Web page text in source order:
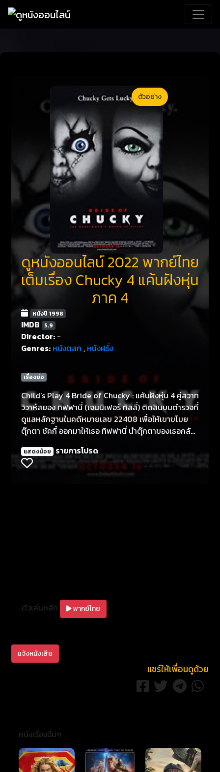
ตัวอย่าง
ดูหนังออนไลน์ 2022 พากย์ไทย
เต็มเรื่อง Chucky 4 แค้นฝังหุ่น
ภาค 4
หนังปี 1998
IMDB 5.9
Director: -
Genres: หนังตลก , หนังฝรั่ง
เรื่องย่อ
Child’s Play 4 Bride of Chucky : แค้นฝังหุ่น 4 คู่สวาท
วิวาห์สยอง ทิฟฟานี่ (เจนนิเฟอร์ ทิลลี่) ติดสินบนตำรวจที่
ดูแลหลักฐานในคดีหมายเลข 22408 เพื่อให้เขาขโมย
ตุ๊กตา ชัคกี้ ออกมาให้เธอ ทิฟฟานี่ นำตุ๊กตาของเธอกลับ
ของคนรักของเธอ ชาล์ส เรย์ หรือ ชัคกี้ (พากย์เสียงโดย
แบรด ดูริฟ) ฆาตกรโหดที่ทำการฆาตกรรมในร้านขาย
ของเล่นในปี 1988 ที่เมืองล็อคพ็อท โดย ทิฟฟานี่ และ ชัค
รัฐนิวเจอซี่ ถ้าชัคกี้สามารถได้เครื่องรางวิเศษกลับมา เขา
และหวานใจก็สามารถกลับมาเป็นคน อีกครั้ง
แสดงน้อย รายการโปรด
ตัวเล่นหลัก พากย์ไทย
แจ้งหนังเสีย
แชร์ให้เพื่อนดูด้วย
หนังเรื่องอื่นๆ